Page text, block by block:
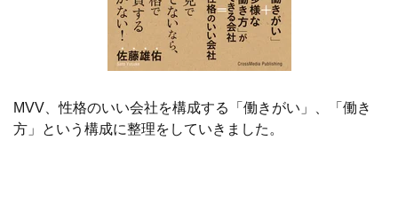
MVV、性格のいい会社を構成する「働きがい」、「働き
方」という構成に整理をしていきました。